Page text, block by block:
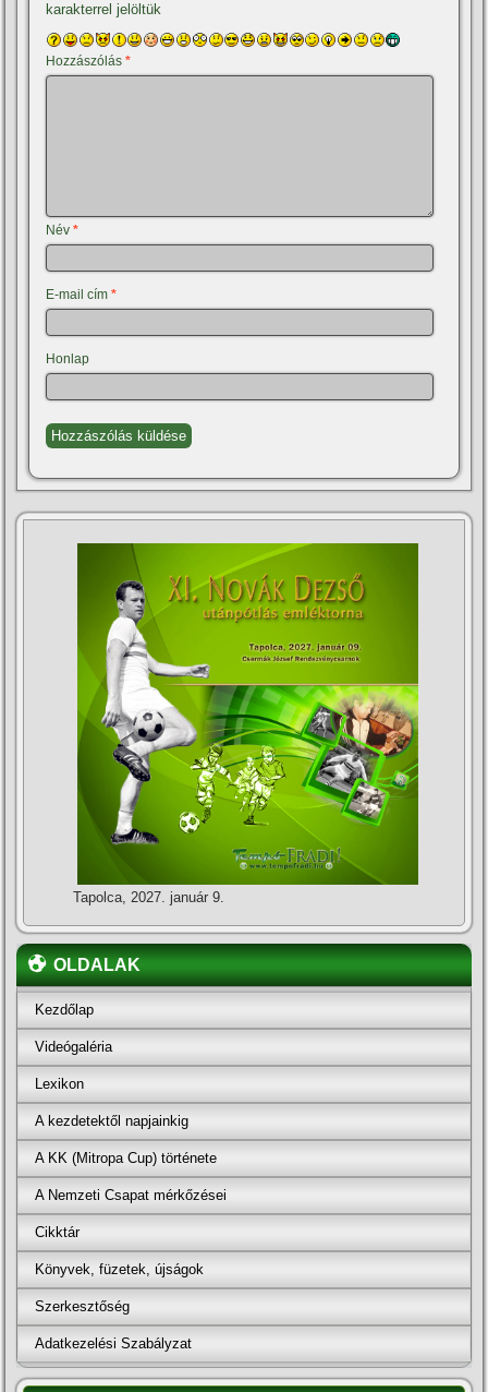
karakterrel jelöltük
Hozzászólás*
Név*
E-mail cím*
Honlap
Tapolca, 2027. január 9.
OLDALAK
Kezdőlap
Videógaléria
Lexikon
A kezdetektől napjainkig
A KK (Mitropa Cup) története
A Nemzeti Csapat mérkőzései
Cikktár
Könyvek, füzetek, újságok
Szerkesztőség
Adatkezelési Szabályzat